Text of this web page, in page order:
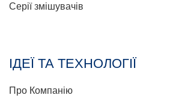
Серії змішувачів
ІДЕЇ ТА ТЕХНОЛОГІЇ
Про Компанію